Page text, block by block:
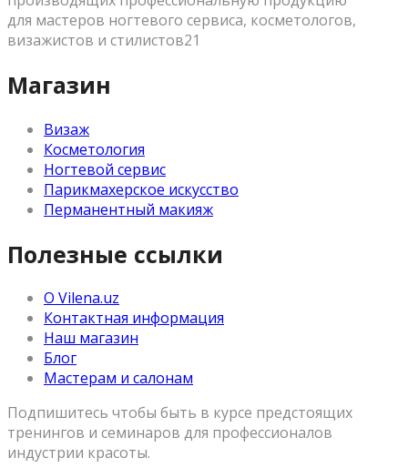
для мастеров ногтевого сервиса, косметологов,
визажистов и стилистов21
Магазин
Визаж
Косметология
Ногтевой сервис
Парикмахерское искусство
Перманентный макияж
Полезные ссылки
О Vilena.uz
Контактная информация
Наш магазин
Блог
Мастерам и салонам
Подпишитесь чтобы быть в курсе предстоящих
тренингов и семинаров для профессионалов
индустрии красоты.